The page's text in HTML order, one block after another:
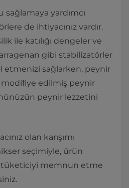
sağlamaya yardımcı
de ihtiyacınız vardır.
ile katılığı dengeler ve
gibi stabilizatörler
etmenizi sağlarken, peynir
modifiye edilmiş peynir
peynir lezzetini
olan karışımı
seçimiyle, ürün
tüketiciyi memnun etme